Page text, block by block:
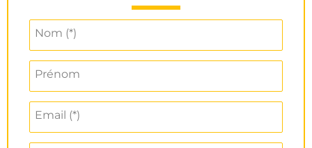
Nom (*)
Prénom
Email (*)